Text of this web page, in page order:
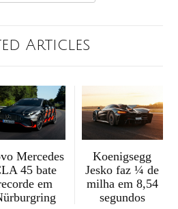
Articles
Mercedes
45 bate
em
Koenigsegg
Jesko faz ¼ de
milha em 8,54
segundos